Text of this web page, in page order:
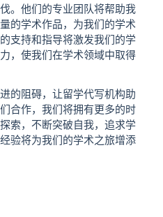
。他们的专业团队将帮助我
的学术作品，为我们的学术
支持和指导将激发我们的学
，使我们在学术领域中取得
的阻碍，让留学代写机构助
合作，我们将拥有更多的时
索，不断突破自我，追求学
验将为我们的学术之旅增添